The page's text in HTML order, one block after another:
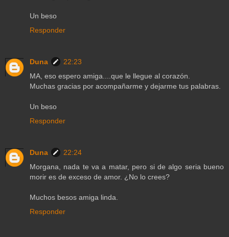
Un beso
Responder
Duna
22:23
MA, eso espero amiga....que le llegue al corazón.
Muchas gracias por acompañarme y dejarme tus palabras.
Un beso
Responder
Duna
22:24
Morgana, nada te va a matar, pero si de algo seria bueno
morir es de exceso de amor. ¿No lo crees?
Muchos besos amiga linda.
Responder